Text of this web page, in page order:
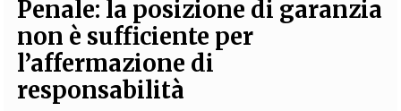
SCIENZA
STORIA E FILOSOFIA
INNOVAZIONE
Penale: la posizione di garanzia
non è sufficiente per
l’affermazione di
responsabilità